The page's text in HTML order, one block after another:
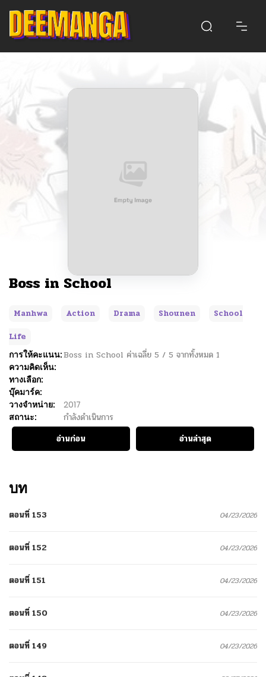
Boss in School
Manhwa Action Drama Shounen
School
Life
การให้คะแนน:Boss in School ค่าเฉลี่ย 5 / 5 จากทั้งหมด 1
ความคิดเห็น:
ทางเลือก:
บุ๊คมาร์ค:
วางจำหน่าย:
2017
สถานะ:
กำลังดำเนินการ
อ่านก่อน
อ่านล่าสุด
บท
ตอนที่ 153 04/23/2026
ตอนที่ 152 04/23/2026
ตอนที่ 151 04/23/2026
ตอนที่ 150 04/23/2026
ตอนที่ 149 04/23/2026